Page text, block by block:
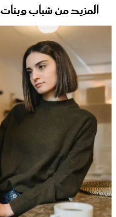
المزيد من شباب وبنات